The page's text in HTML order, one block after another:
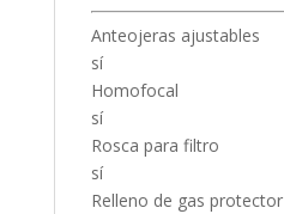
Anteojeras ajustables
sí
Homofocal
sí
Rosca para filtro
sí
Relleno de gas protector